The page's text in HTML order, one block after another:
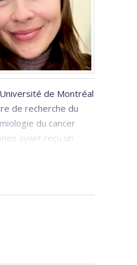
de Montréal
de recherche du
du cancer
ayant reçu un
ci.
épidémiologie à
suite, elle a travaillé
de terrain